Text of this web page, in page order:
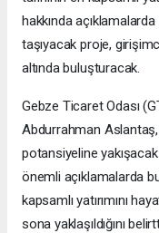
hakkında
taşıyacak proje,
altında buluşturacak.
Gebze Ticaret Odası
Abdurrahman
potansiyeline
önemli açıklamalarda
kapsamlı yatırımını
sona yaklaşıldığını